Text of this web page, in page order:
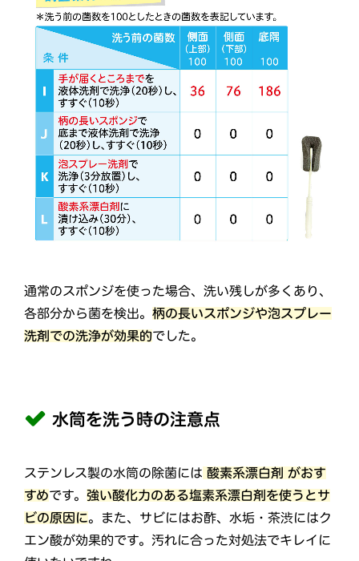
通常のスポンジを使った場合、洗い残しが多くあり、
各部分から菌を検出。柄の長いスポンジや泡スプレー
洗剤での洗浄が効果的でした。
水筒を洗う時の注意点
ステンレス製の水筒の除菌には 酸素系漂白剤 がおす
すめです。強い酸化力のある塩素系漂白剤を使うとサ
ビの原因に。また、サビにはお酢、水垢・茶渋にはク
エン酸が効果的です。汚れに合った対処法でキレイに